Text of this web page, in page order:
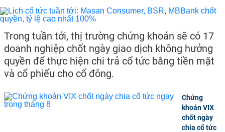
Trong tuần tới, thị trường chứng khoán sẽ có 17
doanh nghiệp chốt ngày giao dịch không hưởng
quyền để thực hiện chi trả cổ tức bằng tiền mặt
và cổ phiếu cho cổ đông.
Chứng
khoán VIX
chốt ngày
chia cổ tức